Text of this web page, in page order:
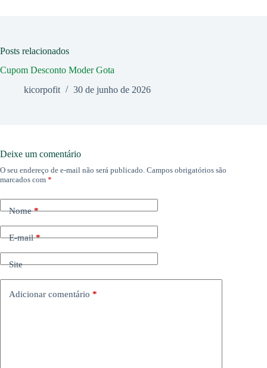
Posts relacionados
Cupom Desconto Moder Gota
kicorpofit
30 de junho de 2026
Deixe um comentário
O seu endereço de e-mail não será publicado. Campos obrigatórios são
marcados com *
Nome*
E-mail*
Site
Adicionar comentário *